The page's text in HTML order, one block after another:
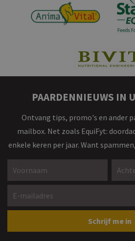
PAARDENNIEUWS IN
Ontvang tips, promo's en ander
mailbox. Net zoals EquiFyt:
enkele keren per jaar. Want
Gelieve dit veld leeg te laten
Schrijf me in